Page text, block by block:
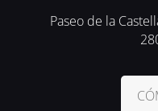
Paseo de la